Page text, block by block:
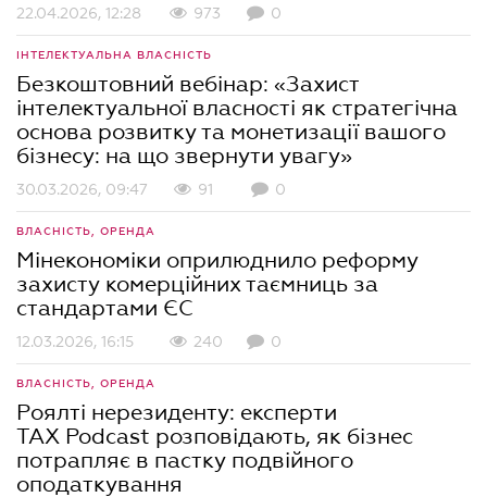
22.04.2026, 12:28 973 0
ІНТЕЛЕКТУАЛЬНА ВЛАСНІСТЬ
Безкоштовний вебінар: «Захист
інтелектуальної власності як стратегічна
основа розвитку та монетизації вашого
бізнесу: на що звернути увагу»
30.03.2026, 09:47 91 0
ВЛАСНІСТЬ, ОРЕНДА
Мінекономіки оприлюднило реформу
захисту комерційних таємниць за
стандартами ЄС
12.03.2026, 16:15 240 0
ВЛАСНІСТЬ, ОРЕНДА
Роялті нерезиденту: експерти
TAX Podcast розповідають, як бізнес
потрапляє в пастку подвійного
оподаткування